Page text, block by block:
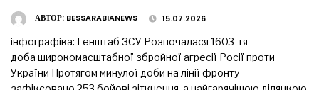
АВТОР: BESSARABIANEWS 15.07.2026
інфографіка: Генштаб ЗСУ Розпочалася 1603-тя
доба широкомасштабної збройної агресії Росії проти
України Протягом минулої доби на лінії фронту